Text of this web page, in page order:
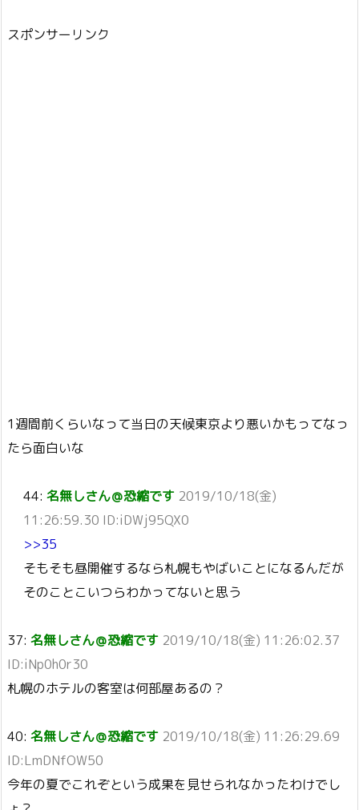
スポンサーリンク
1週間前くらいなって当日の天候東京より悪いかもってなっ
たら面白いな
44: 名無しさん＠恐縮です 2019/10/18(金)
11:26:59.30 ID:iDWj95QX0
>>35
そもそも昼開催するなら札幌もやばいことになるんだが
そのことこいつらわかってないと思う
37: 名無しさん＠恐縮です 2019/10/18(金) 11:26:02.37
ID:iNp0h0r30
札幌のホテルの客室は何部屋あるの？
40: 名無しさん＠恐縮です 2019/10/18(金) 11:26:29.69
ID:LmDNfOW50
今年の夏でこれぞという成果を見せられなかったわけでし